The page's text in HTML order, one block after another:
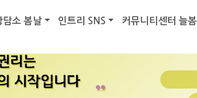
담소 봄날 인트리 SNS 커뮤니티센터 늘봄